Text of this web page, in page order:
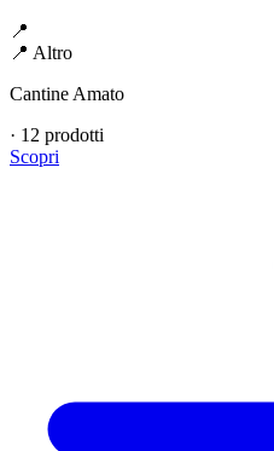
📍
📍 Altro
Cantine Amato
· 12 prodotti
Scopri